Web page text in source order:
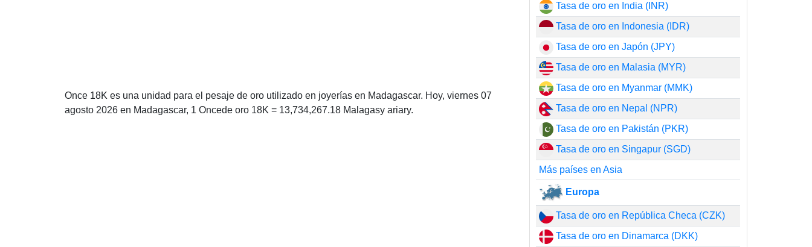
Once 18K es una unidad para el pesaje de oro utilizado en joyerías en Madagascar. Hoy, viernes 07
agosto 2026 en Madagascar, 1 Oncede oro 18K = 13,734,267.18 Malagasy ariary.
Tasa de oro en India (INR)
Tasa de oro en Indonesia (IDR)
Tasa de oro en Japón (JPY)
Tasa de oro en Malasia (MYR)
Tasa de oro en Myanmar (MMK)
Tasa de oro en Nepal (NPR)
Tasa de oro en Pakistán (PKR)
Tasa de oro en Singapur (SGD)
Más países en Asia
Europa
Tasa de oro en República Checa (CZK)
Tasa de oro en Dinamarca (DKK)